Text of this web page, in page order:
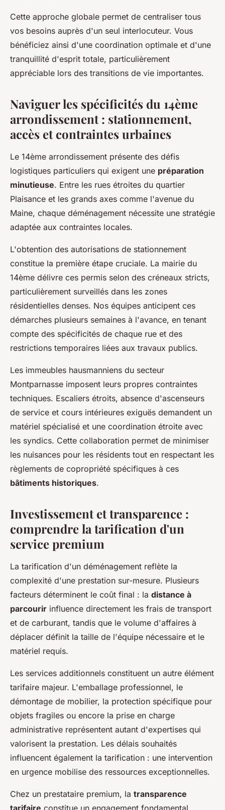
Cette approche globale permet de centraliser tous
vos besoins auprès d'un seul interlocuteur. Vous
bénéficiez ainsi d'une coordination optimale et d'une
tranquillité d'esprit totale, particulièrement
appréciable lors des transitions de vie importantes.
Naviguer les spécificités du 14ème
arrondissement : stationnement,
accès et contraintes urbaines
Le 14ème arrondissement présente des défis
logistiques particuliers qui exigent une préparation
minutieuse. Entre les rues étroites du quartier
Plaisance et les grands axes comme l'avenue du
Maine, chaque déménagement nécessite une stratégie
adaptée aux contraintes locales.
L'obtention des autorisations de stationnement
constitue la première étape cruciale. La mairie du
14ème délivre ces permis selon des créneaux stricts,
particulièrement surveillés dans les zones
résidentielles denses. Nos équipes anticipent ces
démarches plusieurs semaines à l'avance, en tenant
compte des spécificités de chaque rue et des
restrictions temporaires liées aux travaux publics.
Les immeubles hausmanniens du secteur
Montparnasse imposent leurs propres contraintes
techniques. Escaliers étroits, absence d'ascenseurs
de service et cours intérieures exiguës demandent un
matériel spécialisé et une coordination étroite avec
les syndics. Cette collaboration permet de minimiser
les nuisances pour les résidents tout en respectant les
règlements de copropriété spécifiques à ces
bâtiments historiques.
Investissement et transparence :
comprendre la tarification d'un
service premium
La tarification d'un déménagement reflète la
complexité d'une prestation sur-mesure. Plusieurs
facteurs déterminent le coût final : la distance à
parcourir influence directement les frais de transport
et de carburant, tandis que le volume d'affaires à
déplacer définit la taille de l'équipe nécessaire et le
matériel requis.
Les services additionnels constituent un autre élément
tarifaire majeur. L'emballage professionnel, le
démontage de mobilier, la protection spécifique pour
objets fragiles ou encore la prise en charge
administrative représentent autant d'expertises qui
valorisent la prestation. Les délais souhaités
influencent également la tarification : une intervention
en urgence mobilise des ressources exceptionnelles.
Chez un prestataire premium, la transparence
tarifaire constitue un engagement fondamental.